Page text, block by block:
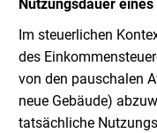
Nutzungsdauer
Im steuerlichen
des
von den pauschalen
neue Gebäude)
tatsächliche